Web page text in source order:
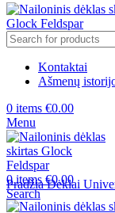
Kontaktai
Ašmenų
0 items €0.00
Menu
0items €0.00
Search
PradžiaDėklai